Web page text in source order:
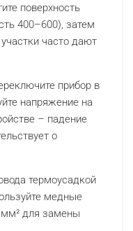
поверхность
400–600), затем
часто дают
прибор в
напряжение на
– падение
о
термоусадкой
медные
для замены